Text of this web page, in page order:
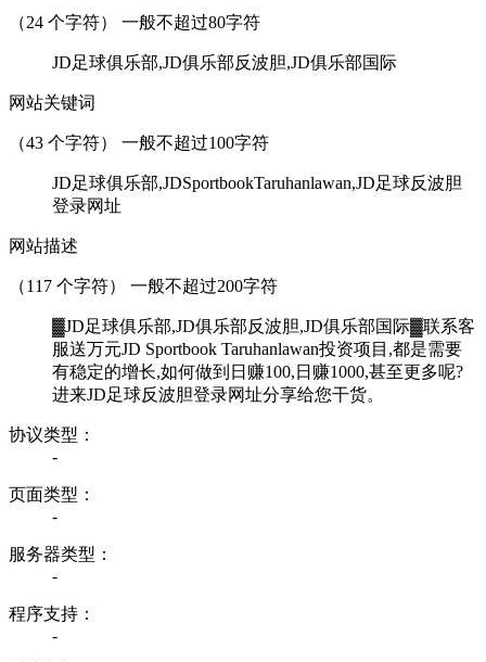
（24 个字符） 一般不超过80字符
JD足球俱乐部,JD俱乐部反波胆,JD俱乐部国际
网站关键词
（43 个字符） 一般不超过100字符
JD足球俱乐部,JDSportbookTaruhanlawan,JD足球反波胆
登录网址
网站描述
（117 个字符） 一般不超过200字符
▓JD足球俱乐部,JD俱乐部反波胆,JD俱乐部国际▓联系客
服送万元JD Sportbook Taruhanlawan投资项目,都是需要
有稳定的增长,如何做到日赚100,日赚1000,甚至更多呢?
进来JD足球反波胆登录网址分享给您干货。
协议类型：
-
页面类型：
-
服务器类型：
-
程序支持：
-